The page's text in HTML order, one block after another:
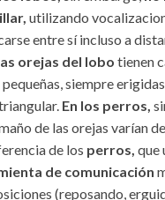
utilizando
entre sí incluso a
orejas del lobo tienen
siempre
En los perros,
de las orejas varían
de los perros, que
de comunicación
(reposando,